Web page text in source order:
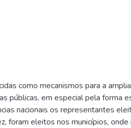
como mecanismos para a
públicas, em especial pela forma
nacionais os representantes
foram eleitos nos municípios,